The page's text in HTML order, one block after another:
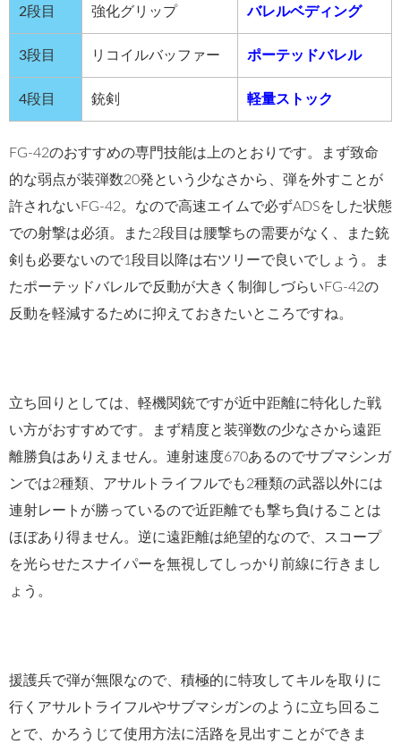
2段目 強化グリップ バレルベディング
3段目 リコイルバッファー ポーテッドバレル
4段目 銃剣 軽量ストック
FG-42のおすすめの専門技能は上のとおりです。まず致命
的な弱点が装弾数20発という少なさから、弾を外すことが
許されないFG-42。なので高速エイムで必ずADSをした状態
での射撃は必須。また2段目は腰撃ちの需要がなく、また銃
剣も必要ないので1段目以降は右ツリーで良いでしょう。ま
たポーテッドバレルで反動が大きく制御しづらいFG-42の
反動を軽減するために抑えておきたいところですね。
立ち回りとしては、軽機関銃ですが近中距離に特化した戦
い方がおすすめです。まず精度と装弾数の少なさから遠距
離勝負はありえません。連射速度670あるのでサブマシンガ
ンでは2種類、アサルトライフルでも2種類の武器以外には
連射レートが勝っているので近距離でも撃ち負けることは
ほぼあり得ません。逆に遠距離は絶望的なので、スコープ
を光らせたスナイパーを無視してしっかり前線に行きまし
ょう。
援護兵で弾が無限なので、積極的に特攻してキルを取りに
行くアサルトライフルやサブマシガンのように立ち回るこ
とで、かろうじて使用方法に活路を見出すことができま